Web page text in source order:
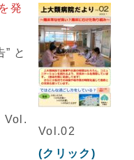
Vol.02
(クリック)
発
と
Vol.